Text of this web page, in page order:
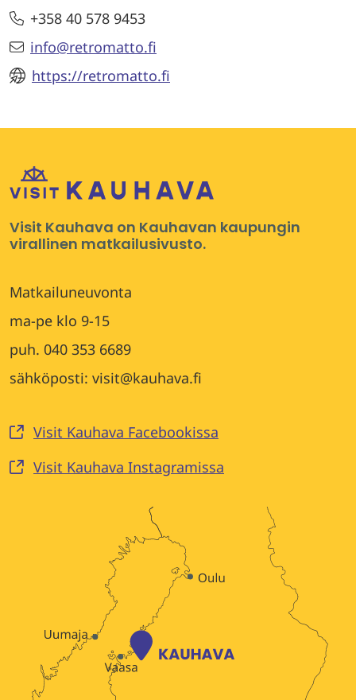
+358 40 578 9453
info@retromatto.fi
https://retromatto.fi
Visit Kauhava on Kauhavan kaupungin
virallinen matkailusivusto.
Matkailuneuvonta
ma-pe klo 9-15
puh. 040 353 6689
sähköposti: visit@kauhava.fi
Visit Kauhava Facebookissa
Visit Kauhava Instagramissa